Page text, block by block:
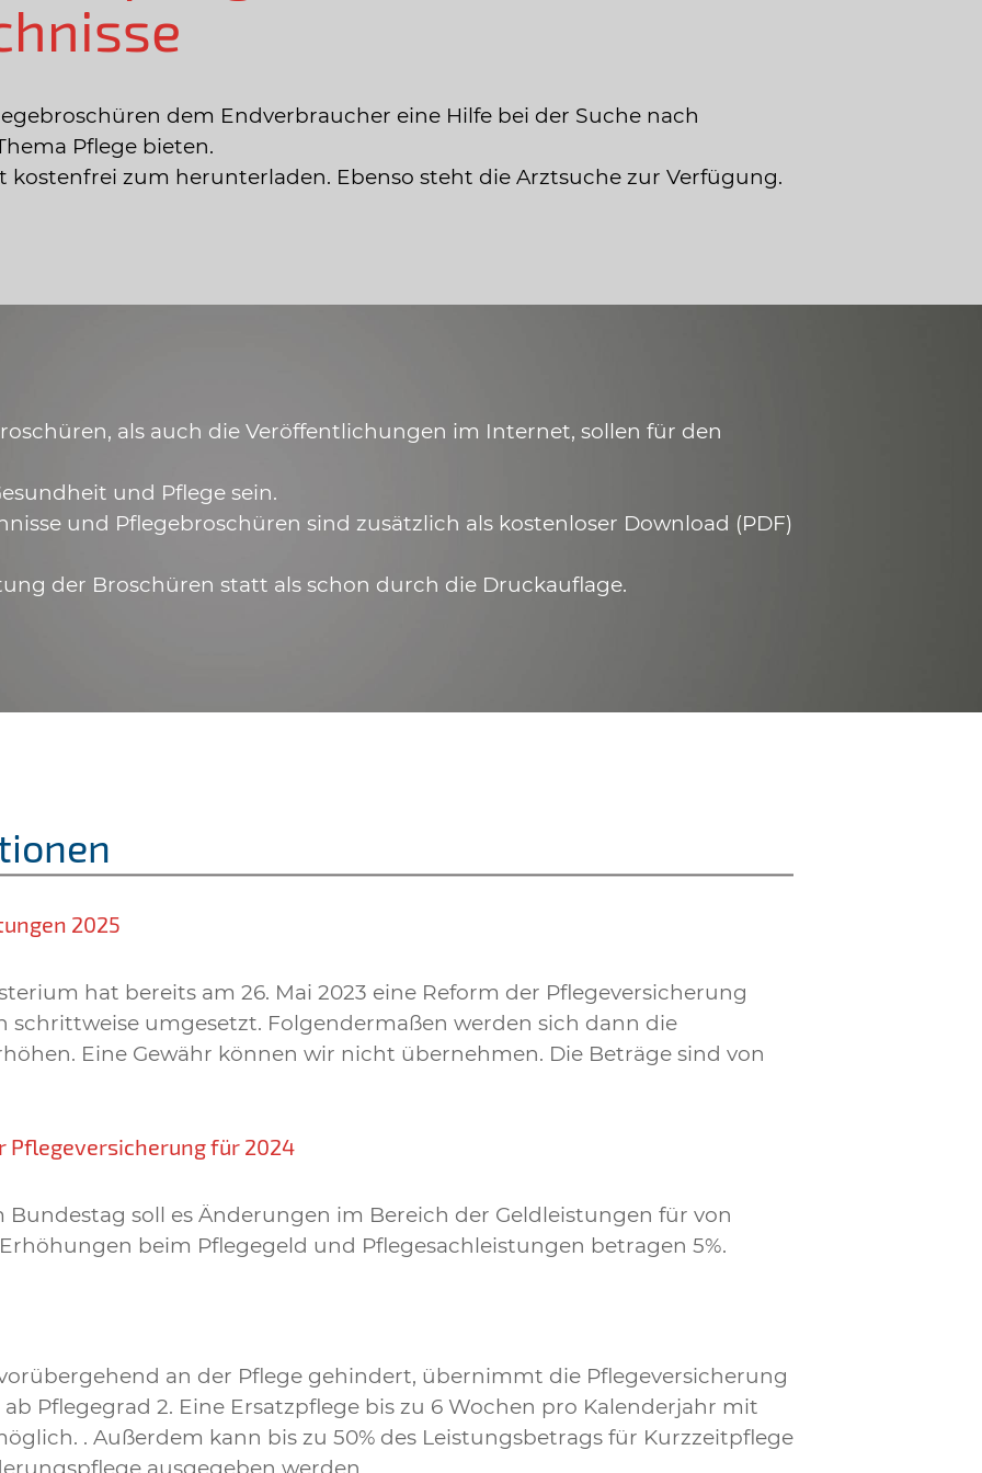
dem Endverbraucher eine Hilfe bei der Suche nach
Pflege bieten.
kostenfrei zum herunterladen. Ebenso steht die Arztsuche zur Verfügung.
als auch die Veröffentlichungen im Internet, sollen für den
und Pflege sein.
und Pflegebroschüren sind zusätzlich als kostenloser Download (PDF)
der Broschüren statt als schon durch die Druckauflage.
2025
hat bereits am 26. Mai 2023 eine Reform der Pflegeversicherung
schrittweise umgesetzt. Folgendermaßen werden sich dann die
Eine Gewähr können wir nicht übernehmen. Die Beträge sind von
Pflegeversicherung für 2024
Bundestag soll es Änderungen im Bereich der Geldleistungen für von
beim Pflegegeld und Pflegesachleistungen betragen 5%.
an der Pflege gehindert, übernimmt die Pflegeversicherung
Pflegegrad 2. Eine Ersatzpflege bis zu 6 Wochen pro Kalenderjahr mit
. Außerdem kann bis zu 50% des Leistungsbetrags für Kurzzeitpflege